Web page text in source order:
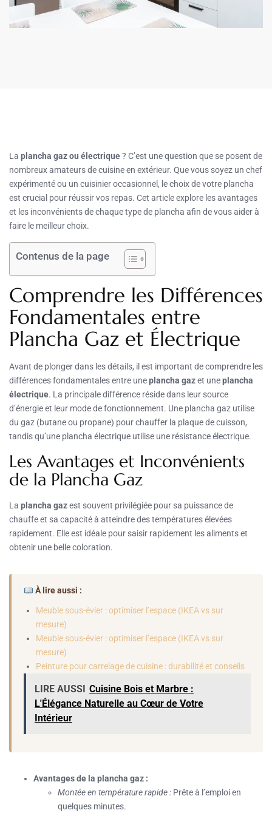
La plancha gaz ou électrique? C’est une question que se posent de
nombreux amateurs de cuisine en extérieur. Que vous soyez un chef
expérimenté ou un cuisinier occasionnel, le choix de votre plancha
est crucial pour réussir vos repas. Cet article explore les avantages
et les inconvénients de chaque type de plancha afin de vous aider à
faire le meilleur choix.
Contenus de la page
Comprendre les Différences
Fondamentales entre
Plancha Gaz et Électrique
Avant de plonger dans les détails, il est important de comprendre les
différences fondamentales entre uneplancha gazet uneplancha
électrique. La principale différence réside dans leur source
d’énergie et leur mode de fonctionnement. Une plancha gaz utilise
du gaz (butane ou propane) pour chauffer la plaque de cuisson,
tandis qu’une plancha électrique utilise une résistance électrique.
Les Avantages et Inconvénients
de la Plancha Gaz
La plancha gazest souvent privilégiée pour sa puissance de
chauffe et sa capacité à atteindre des températures élevées
rapidement. Elle est idéale pour saisir rapidement les aliments et
obtenir une belle coloration.
À lire aussi :
Meuble sous-évier : optimiser l’espace (IKEA vs sur
mesure)
Meuble sous-évier : optimiser l’espace (IKEA vs sur
mesure)
Peinture pour carrelage de cuisine : durabilité et conseils
LIRE AUSSI Cuisine Bois et Marbre :
L'Élégance Naturelle au Cœur de Votre
Intérieur
Avantages de la plancha gaz :
Montée en température rapide : Prête à l’emploi en
quelques minutes.